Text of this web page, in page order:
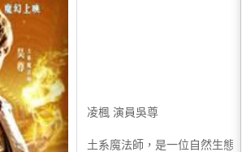
凌楓 演員吳尊
土系魔法師，是一位自然生態